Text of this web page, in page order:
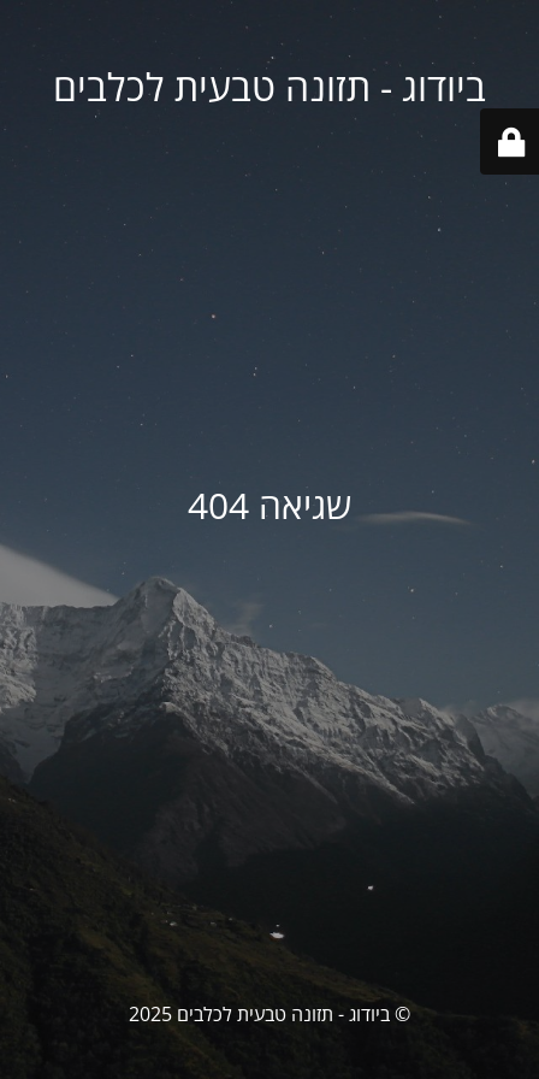
ביודוג - תזונה טבעית לכלבים
שגיאה 404
© ביודוג - תזונה טבעית לכלבים 2025